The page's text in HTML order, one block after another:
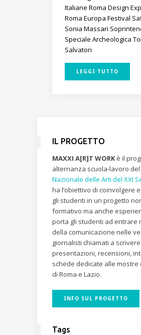
Italiane Roma Design
Roma Europa Festival
Sonia Massari
Speciale Archeologica
Salvatori
LEGGI TUTTO
IL PROGETTO
MAXXI A[R]T WORKè il
alternanza scuola-lavoro del
Nazionale delle Arti del XXI
ha l’obiettivo di coinvolgere
gli studenti in un progetto
formativo ma anche
porta gli studenti ad entrare
della comunicazione nelle
giornalisti chiamati a scrivere
presentazioni, recensioni,
schede dedicate alle mostre
di Roma e Lazio.
INFO SUL PROGETTO
Tags